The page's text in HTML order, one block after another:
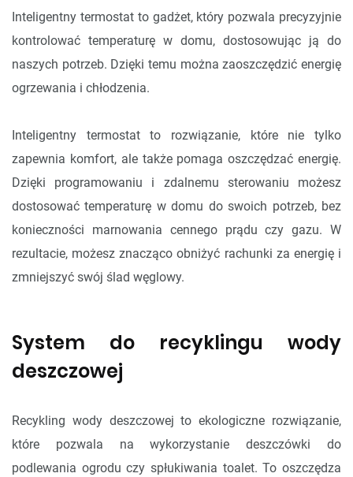
Inteligentny termostat to gadżet, który pozwala precyzyjnie
kontrolować temperaturę w domu, dostosowując ją do
naszych potrzeb. Dzięki temu można zaoszczędzić energię
ogrzewania i chłodzenia.
Inteligentny termostat to rozwiązanie, które nie tylko
zapewnia komfort, ale także pomaga oszczędzać energię.
Dzięki programowaniu i zdalnemu sterowaniu możesz
dostosować temperaturę w domu do swoich potrzeb, bez
konieczności marnowania cennego prądu czy gazu. W
rezultacie, możesz znacząco obniżyć rachunki za energię i
zmniejszyć swój ślad węglowy.
System do recyklingu wody
deszczowej
Recykling wody deszczowej to ekologiczne rozwiązanie,
które pozwala na wykorzystanie deszczówki do
podlewania ogrodu czy spłukiwania toalet. To oszczędza